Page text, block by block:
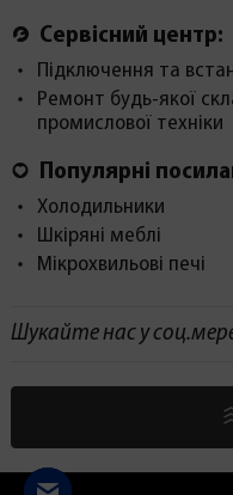
Сервісний центр:
Підключення та
Ремонт будь-якої
промислової техніки
Популярні
Холодильники
Шкіряні меблі
Мікрохвильові печі
Шукайте нас у